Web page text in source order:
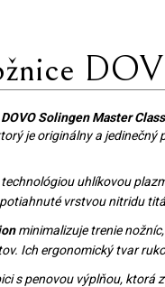
DOVO Solingen Master
je originálny a
uhlíkovou
vrstvou nitridu
minimalizuje trenie
Ich ergonomický tvar
s penovou výplňou,